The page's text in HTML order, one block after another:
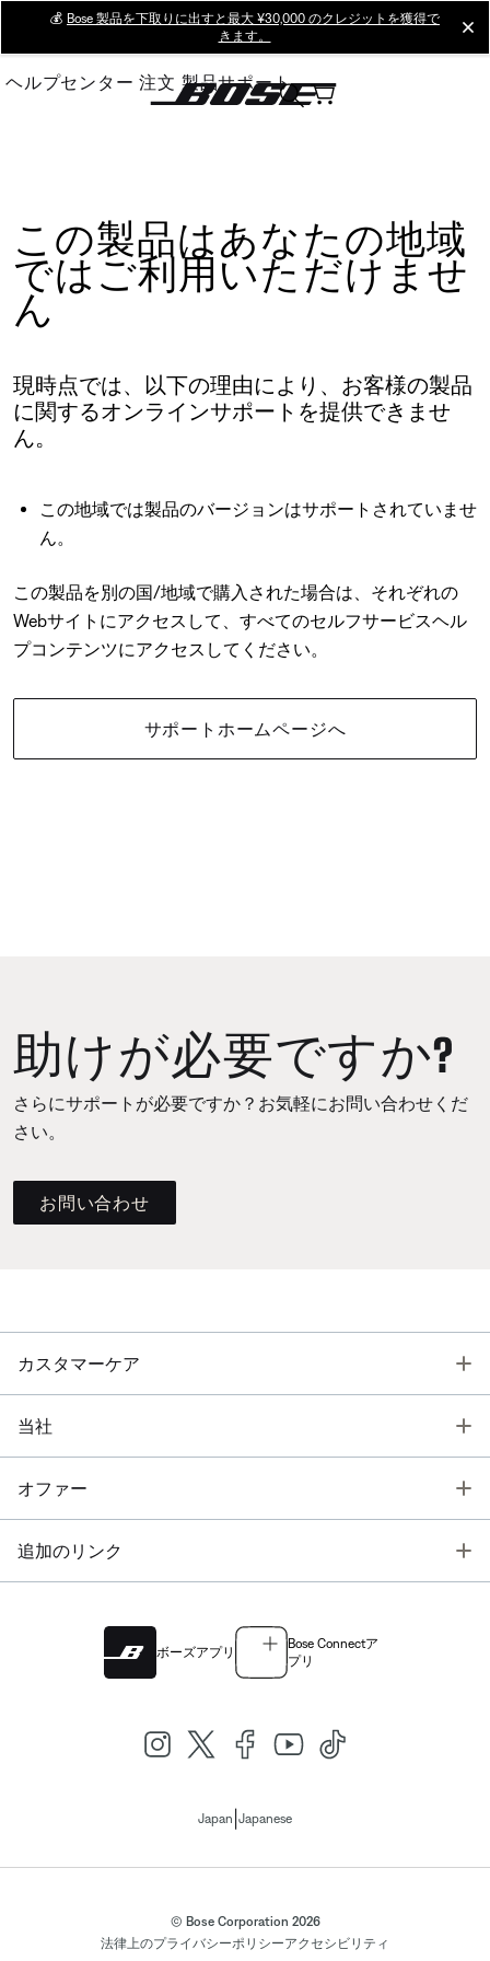
Main
💰 Bose 製品を下取りに出すと最大 ¥30,000 のクレジットを獲得で
きます。
ヘルプセンター 注文 製品サポート
この製品はあなたの地域
ではご利用いただけませ
ん
現時点では、以下の理由により、お客様の製品
に関するオンラインサポートを提供できませ
ん。
この地域では製品のバージョンはサポートされていませ
ん。
この製品を別の国/地域で購入された場合は、それぞれの
Webサイトにアクセスして、すべてのセルフサービスヘル
プコンテンツにアクセスしてください。
サポートホームページへ
助けが必要ですか?
さらにサポートが必要ですか？お気軽にお問い合わせくだ
さい。
お問い合わせ
カスタマーケア
当社
オファー
追加のリンク
ボーズアプリ
Bose Connectア
プリ
Japan Japanese
© Bose Corporation 2026
法律上のプライバシーポリシーアクセシビリティ